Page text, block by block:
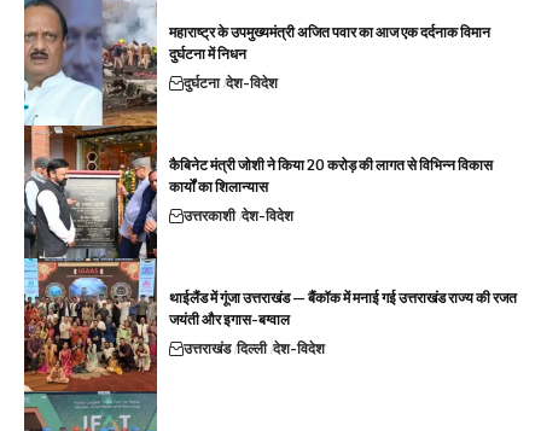
महाराष्ट्र के उपमुख्यमंत्री अजित पवार का आज एक दर्दनाक विमान
दुर्घटना में निधन
दुर्घटना देश-विदेश
कैबिनेट मंत्री जोशी ने किया 20 करोड़ की लागत से विभिन्न विकास
कार्यों का शिलान्यास
उत्तरकाशी देश-विदेश
थाईलैंड में गूंजा उत्तराखंड — बैंकॉक में मनाई गई उत्तराखंड राज्य की रजत
जयंती और इगास-बग्वाल
उत्तराखंड दिल्ली देश-विदेश